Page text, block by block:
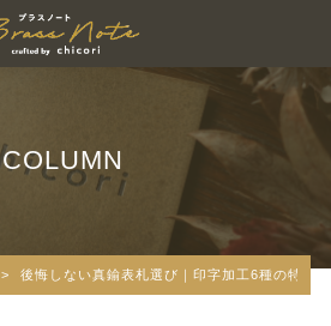
COLUMN
> 後悔しない真鍮表札選び｜印字加工6種の特徴